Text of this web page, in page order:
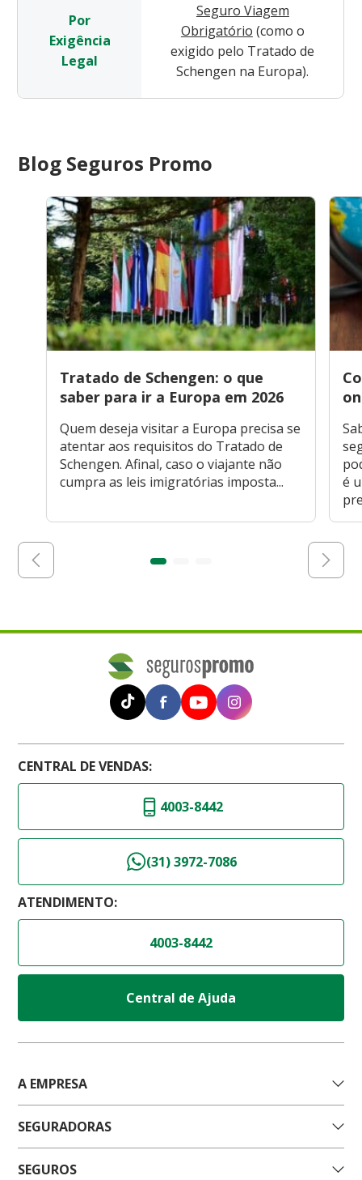
Por
Exigência
Legal
Seguro Viagem
Obrigatório (como o
exigido pelo Tratado de
Schengen na Europa).
Blog Seguros Promo
Tratado de Schengen: o que
saber para ir a Europa em 2026
Quem deseja visitar a Europa precisa se
atentar aos requisitos do Tratado de
Schengen. Afinal, caso o viajante não
cumpra as leis imigratórias imposta...
é
CENTRAL DE VENDAS:
4003-8442
(31) 3972-7086
ATENDIMENTO:
4003-8442
Central de Ajuda
A EMPRESA
SEGURADORAS
SEGUROS